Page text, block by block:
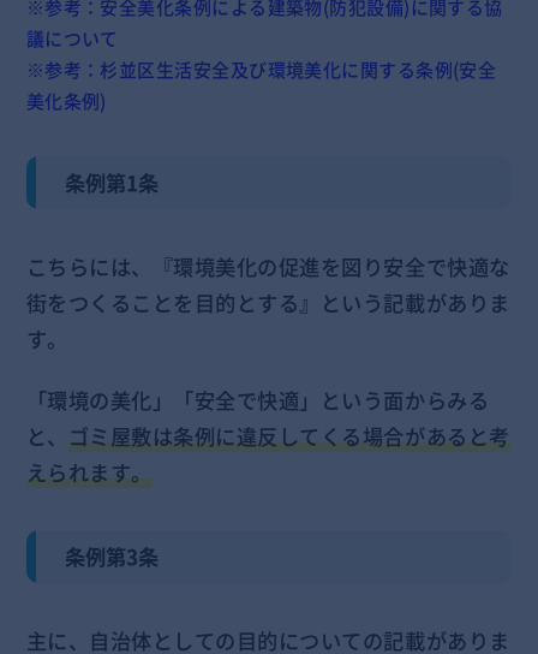
※参考： 安全美化条例による建築物(防犯設備)に関する協
議について
※参考： 杉並区生活安全及び環境美化に関する条例(安全
美化条例)
条例第1条
こちらには、『環境美化の促進を図り安全で快適な
街をつくることを目的とする』という記載がありま
す。
「環境の美化」「安全で快適」という面からみる
と、 ゴミ屋敷は条例に違反してくる場合があると考
えられます。
条例第3条
主に、自治体としての目的についての記載がありま